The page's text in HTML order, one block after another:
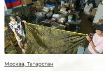
Москва, Татарстан